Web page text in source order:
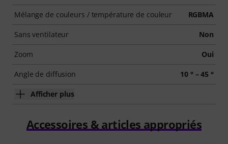
Mélange de couleurs / température de couleur RGBMA
Sans ventilateur Non
Zoom Oui
Angle de diffusion 10 ° – 45 °
Afficher plus
Accessoires & articles appropriés